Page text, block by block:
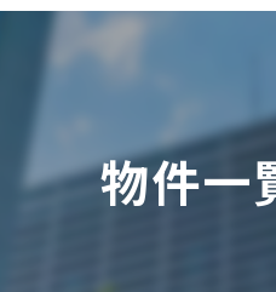
中間処理業
物件一